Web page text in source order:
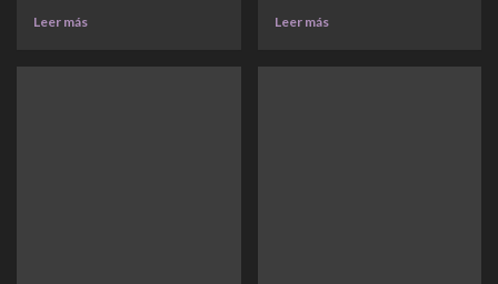
Leer más Leer más